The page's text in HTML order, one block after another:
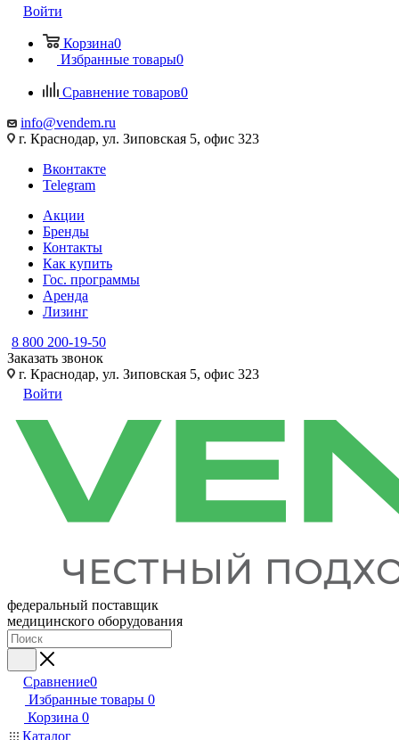
Войти
Корзина0
Избранные товары0
Сравнение товаров0
info@vendem.ru
г. Краснодар, ул. Зиповская 5, офис 323
Вконтакте
Telegram
Акции
Бренды
Контакты
Как купить
Гос. программы
Аренда
Лизинг
8 800 200-19-50
Заказать звонок
г. Краснодар, ул. Зиповская 5, офис 323
Войти
федеральный поставщик
медицинского оборудования
Сравнение0
Избранные товары 0
Корзина 0
Каталог